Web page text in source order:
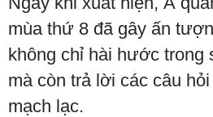
mùa thứ 8 đã gây ấn
không chỉ hài hước trong
mà còn trả lời các câu
mạch lạc.